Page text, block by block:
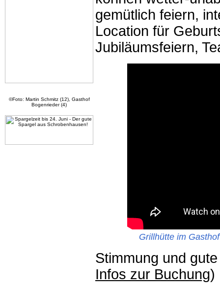
©Foto: Martin Schmitz (12), Gasthof
Bogenrieder (4)
gemütlich feiern,
Location für
Jubiläumsfeiern,
Grillhütte im
Stimmung und
Infos zur Buchung)